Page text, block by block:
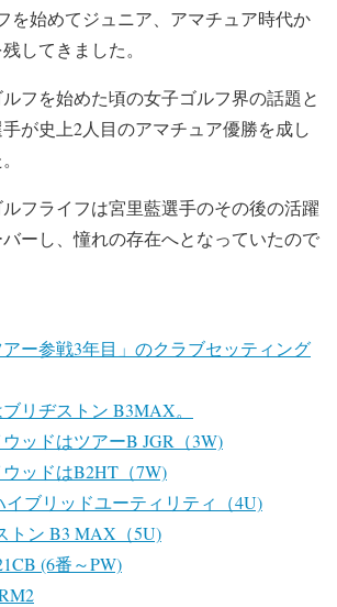
を始めてジュニア、アマチュア時代か
してきました。
フを始めた頃の女子ゴルフ界の話題と
が史上2人目のアマチュア優勝を成し
フライフは宮里藍選手のその後の活躍
ーし、憧れの存在へとなっていたので
ー参戦3年目」のクラブセッティング
リヂストン B3MAX。
ッドはツアーB JGR（3W)
ッドはB2HT（7W)
ブリッドユーティリティ（4U)
トン B3 MAX（5U)
(6番～PW)